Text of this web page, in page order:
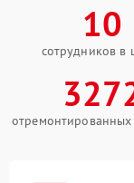
10
сотрудников в
отремонтированных